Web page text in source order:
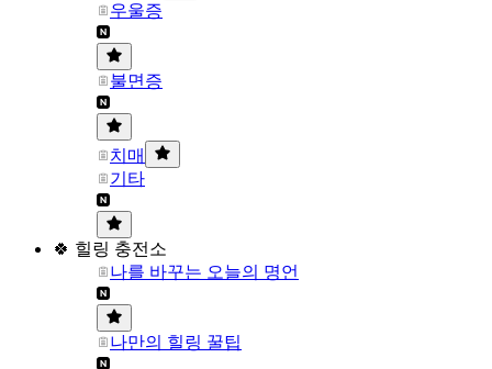
우울증
불면증
치매
기타
🍀 힐링 충전소
나를 바꾸는 오늘의 명언
나만의 힐링 꿀팁